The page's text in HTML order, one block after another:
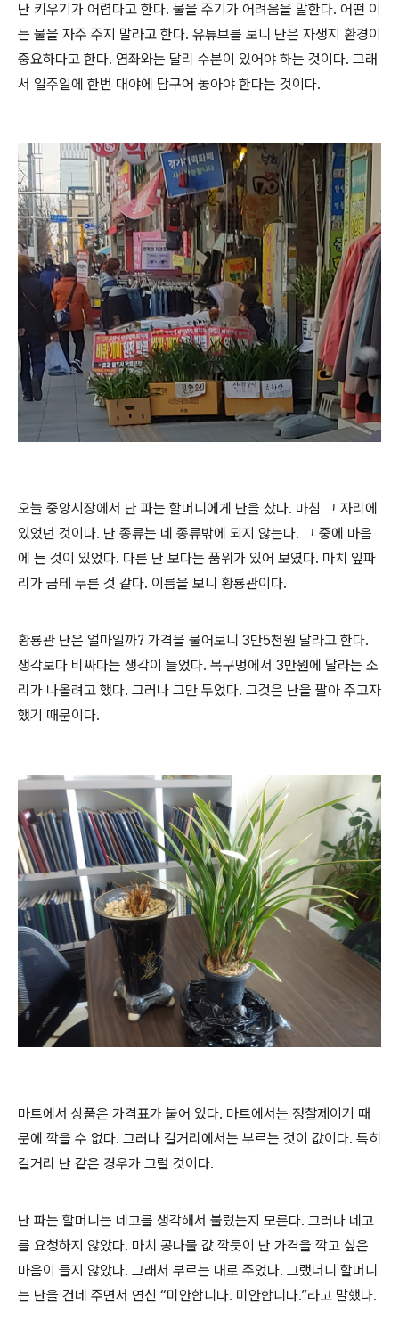
난 키우기가 어렵다고 한다. 물을 주기가 어려움을 말한다. 어떤 이
는 물을 자주 주지 말라고 한다. 유튜브를 보니 난은 자생지 환경이
중요하다고 한다. 염좌와는 달리 수분이 있어야 하는 것이다. 그래
서 일주일에 한번 대야에 담구어 놓아야 한다는 것이다.
오늘 중앙시장에서 난 파는 할머니에게 난을 샀다. 마침 그 자리에
있었던 것이다. 난 종류는 네 종류밖에 되지 않는다. 그 중에 마음
에 든 것이 있었다. 다른 난 보다는 품위가 있어 보였다. 마치 잎파
리가 금테 두른 것 같다. 이름을 보니 황룡관이다.
황룡관 난은 얼마일까? 가격을 물어보니 3만5천원 달라고 한다.
생각보다 비싸다는 생각이 들었다. 목구멍에서 3만원에 달라는 소
리가 나올려고 했다. 그러나 그만 두었다. 그것은 난을 팔아 주고자
했기 때문이다.
마트에서 상품은 가격표가 붙어 있다. 마트에서는 정찰제이기 때
문에 깍을 수 없다. 그러나 길거리에서는 부르는 것이 값이다. 특히
길거리 난 같은 경우가 그럴 것이다.
난 파는 할머니는 네고를 생각해서 불렀는지 모른다. 그러나 네고
를 요청하지 않았다. 마치 콩나물 값 깍듯이 난 가격을 깍고 싶은
마음이 들지 않았다. 그래서 부르는 대로 주었다. 그랬더니 할머니
는 난을 건네 주면서 연신 “미안합니다. 미안합니다.”라고 말했다.